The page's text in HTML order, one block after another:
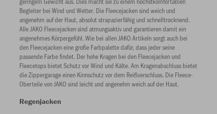
Begleiter bei Wind und Wetter. Die Fleecejacken sind weich und
angenehm auf der Haut, absolut strapazierfähig und schnelltrocknend.
Alle JAKO Fleecejacken sind atmungsaktiv und garantieren damit ein
angenehmes Körpergefühl. Wie bei allen JAKO Artikeln sorgt auch bei
den Fleecejacken eine große Farbpalette dafür, dass jeder seine
passende Farbe findet. Der hohe Kragen bei den Fleecejacken und
Fleecetops bietet Schutz vor Wind und Kälte. Am Kragenabschluss bietet
die Zippergarage einen Kinnschutz vor dem Reißverschluss. Die Fleece-
Oberteile von JAKO sind leicht und angenehm weich auf der Haut.
Regenjacken